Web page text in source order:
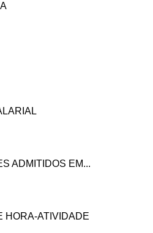
ADMITIDOS EM...
HORA-ATIVIDADE